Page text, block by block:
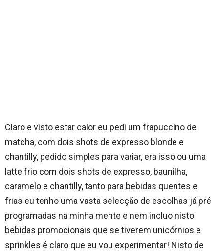
Claro e visto estar calor eu pedi um frapuccino de
matcha, com dois shots de expresso blonde e
chantilly, pedido simples para variar, era isso ou uma
latte frio com dois shots de expresso, baunilha,
caramelo e chantilly, tanto para bebidas quentes e
frias eu tenho uma vasta selecção de escolhas já pré
programadas na minha mente e nem incluo nisto
bebidas promocionais que se tiverem unicórnios e
sprinkles é claro que eu vou experimentar! Nisto de